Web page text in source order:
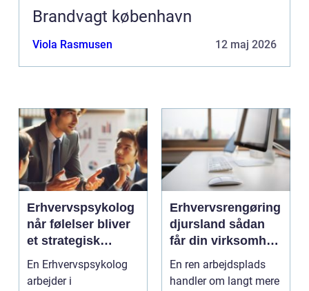
Brandvagt københavn
Viola Rasmusen 12 maj 2026
Erhvervspsykolog
når følelser bliver
et strategisk
værktøj i
arbejdslivet
En Erhvervspsykolog
arbejder i
Erhvervsrengøring
djursland sådan
får din virksomhed
mest muligt ud af
rengøringen
En ren arbejdsplads
handler om langt mere